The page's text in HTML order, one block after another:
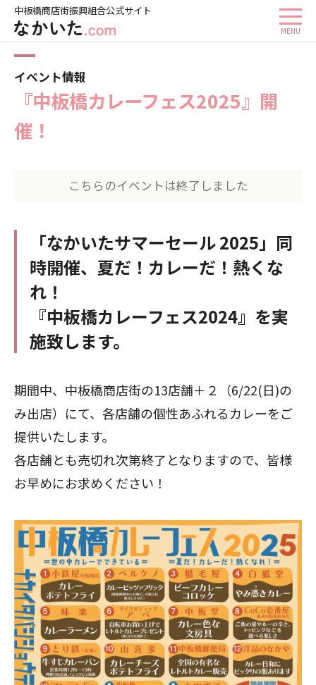
中板橋商店街振興組合公式サイト
ホーム 『中板橋カレーフェス2025』開催！
イベント情報
『中板橋カレーフェス2025』開
催！
こちらのイベントは終了しました
「なかいたサマーセール 2025」同
時開催、夏だ！カレーだ！熱くな
れ！
『中板橋カレーフェス2024』を実
施致します。
期間中、中板橋商店街の13店舗＋２（6/22(日)の
み出店）にて、各店舗の個性あふれるカレーをご
提供いたします。
各店舗とも売切れ次第終了となりますので、皆様
お早めにお求めください！